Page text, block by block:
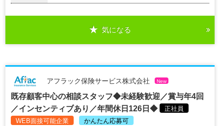
気になる
アフラック保険サービス株式会社 New
既存顧客中心の相談スタッフ◆未経験歓迎／賞与年4回
／インセンティブあり／年間休日126日◆
正社員
WEB面接可能企業
かんたん応募可